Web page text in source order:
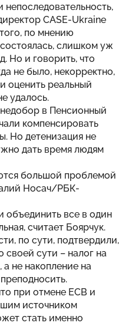
непоследовательность,
CASE-Ukraine
по мнению
слишком уж
Но и говорить, что
не было, некорректно,
оценить реальный
удалось.
в Пенсионный
компенсировать
Но детенизация не
дать время людям
большой проблемой
Носач/РБК-
объединить все в один
считает Боярчук.
по сути, подтвердили,
своей сути – налог на
не накопление на
при отмене ЕСВ и
источником
стать именно